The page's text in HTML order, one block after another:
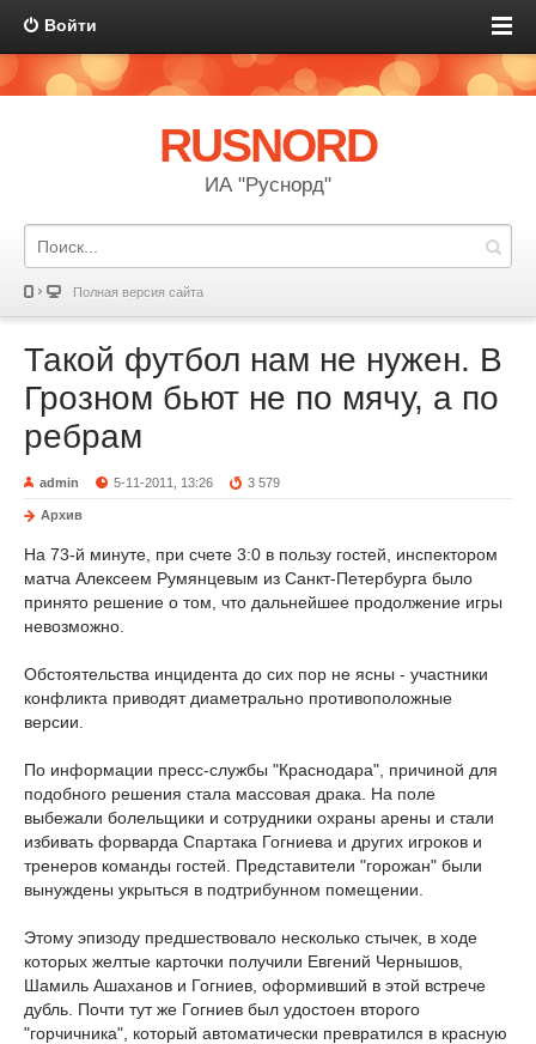
Войти
RUSNORD
ИА "Руснорд"
Полная версия сайта
Такой футбол нам не нужен. В
Грозном бьют не по мячу, а по
ребрам
admin 5-11-2011, 13:26 3 579
Архив
На 73-й минуте, при счете 3:0 в пользу гостей, инспектором
матча Алексеем Румянцевым из Санкт-Петербурга было
принято решение о том, что дальнейшее продолжение игры
невозможно.
Обстоятельства инцидента до сих пор не ясны - участники
конфликта приводят диаметрально противоположные
версии.
По информации пресс-службы "Краснодара", причиной для
подобного решения стала массовая драка. На поле
выбежали болельщики и сотрудники охраны арены и стали
избивать форварда Спартака Гогниева и других игроков и
тренеров команды гостей. Представители "горожан" были
вынуждены укрыться в подтрибунном помещении.
Этому эпизоду предшествовало несколько стычек, в ходе
которых желтые карточки получили Евгений Чернышов,
Шамиль Ашаханов и Гогниев, оформивший в этой встрече
дубль. Почти тут же Гогниев был удостоен второго
"горчичника", который автоматически превратился в красную